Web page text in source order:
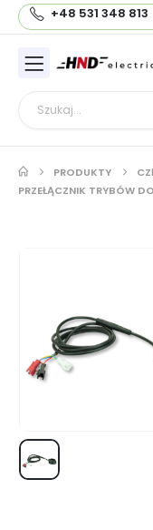
+48 531 348 813
PRODUKTY
PRZEŁĄCZNIK TRYBÓW